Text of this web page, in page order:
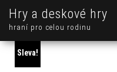
Hry a deskové hry
hraní pro celou rodinu
Sleva!